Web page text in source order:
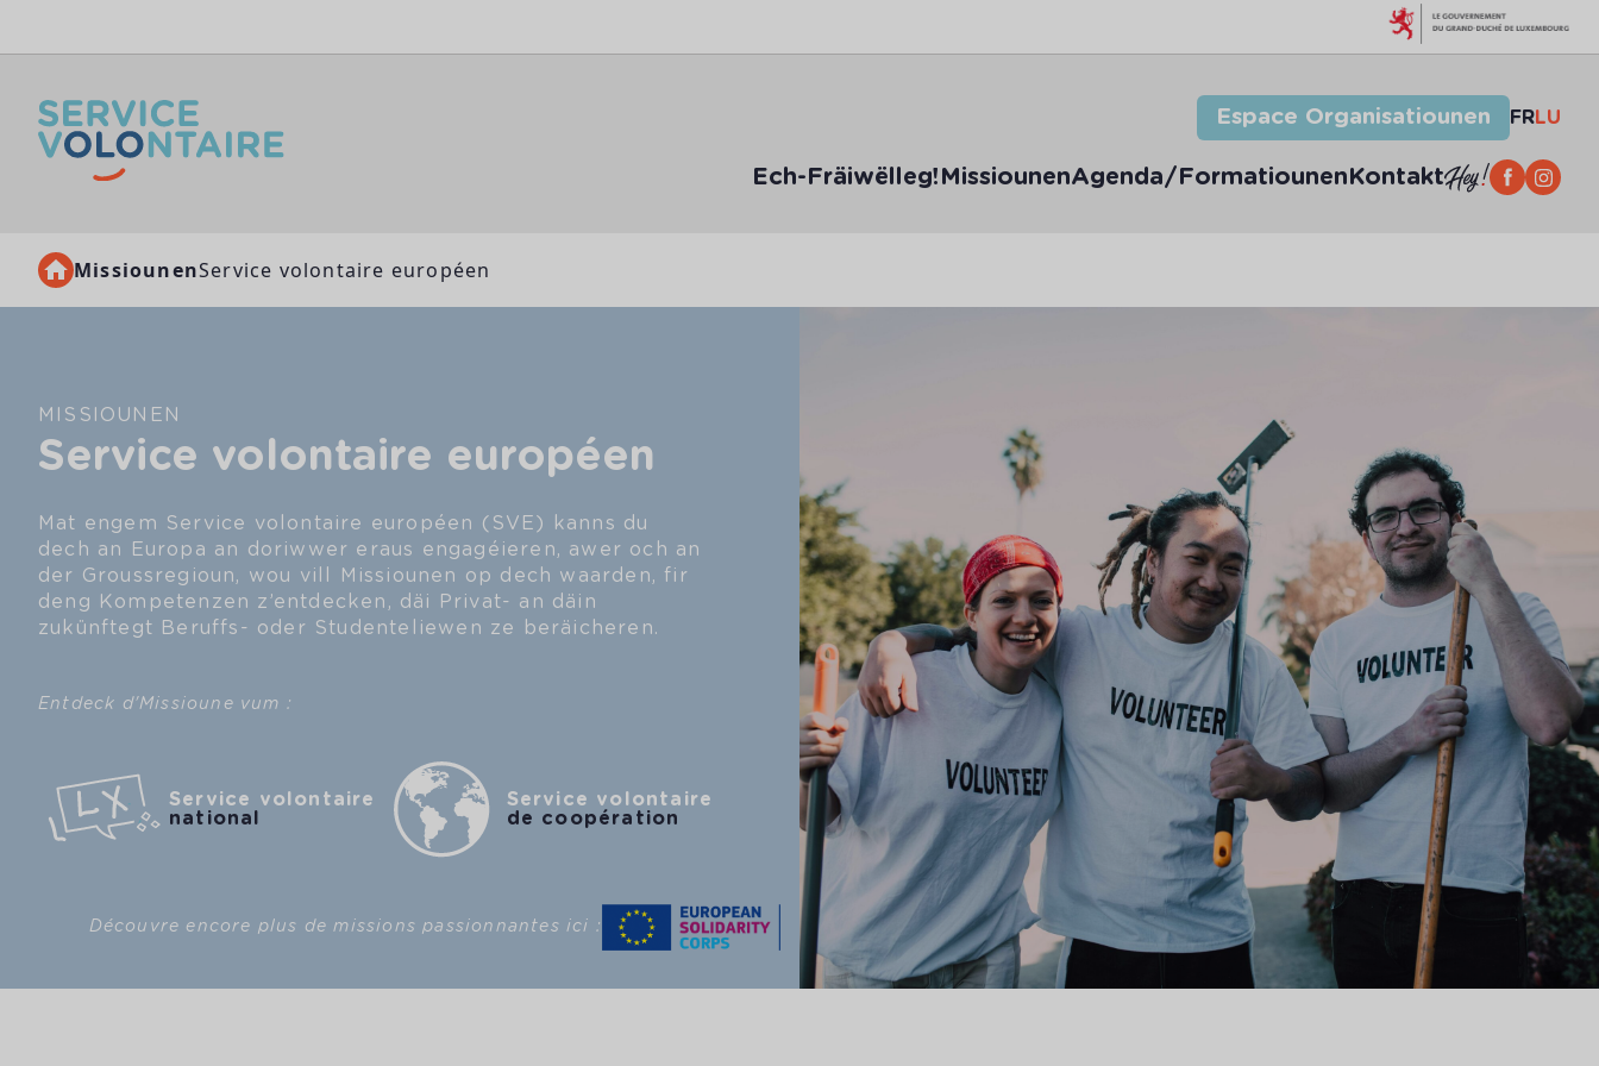
Espace Organisatiounen FRLU
Ech-Fräiwëlleg! MissiounenAgenda/FormatiounenKontakt
MissiounenService volontaire européen
MISSIOUNEN
Service volontaire européen
Mat engem Service volontaire européen (SVE) kanns du
dech an Europa an doriwwer eraus engagéieren, awer och an
der Groussregioun, wou vill Missiounen op dech waarden, fir
deng Kompetenzen z’entdecken, däi Privat- an däin
zukünftegt Beruffs- oder Studenteliewen ze beräicheren.
Entdeck d'Missioune vum :
Service volontaire
national
Service volontaire
de coopération
Découvre encore plus de missions passionnantes ici :